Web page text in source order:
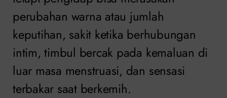
perubahan warna atau jumlah
keputihan, sakit ketika berhubungan
intim, timbul bercak pada kemaluan di
luar masa menstruasi, dan sensasi
terbakar saat berkemih.